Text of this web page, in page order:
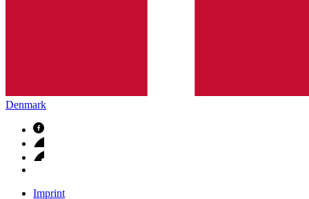
Denmark
Imprint